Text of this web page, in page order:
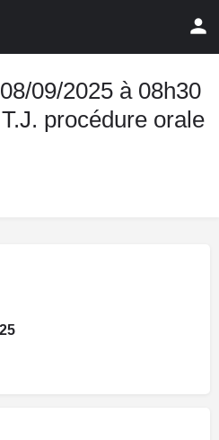
09/2025 à 08h30
procédure orale